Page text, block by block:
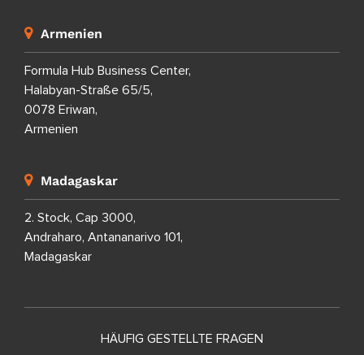
Armenien
Formula Hub Business Center,
Halabyan-Straße 65/5,
0078 Eriwan,
Armenien
Madagaskar
2. Stock, Cap 3000,
Andraharo, Antananarivo 101,
Madagaskar
HÄUFIG GESTELLTE FRAGEN